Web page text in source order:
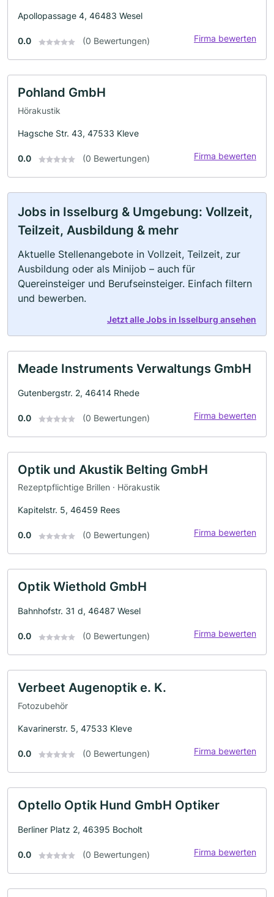
Apollopassage 4, 46483 Wesel
0.0 (0 Bewertungen) Firma bewerten
Pohland GmbH
Hörakustik
Hagsche Str. 43, 47533 Kleve
0.0 (0 Bewertungen) Firma bewerten
Jobs in Isselburg & Umgebung: Vollzeit,
Teilzeit, Ausbildung & mehr
Aktuelle Stellenangebote in Vollzeit, Teilzeit, zur
Ausbildung oder als Minijob – auch für
Quereinsteiger und Berufseinsteiger. Einfach filtern
und bewerben.
Jetzt alle Jobs in Isselburg ansehen
Meade Instruments Verwaltungs GmbH
Gutenbergstr. 2, 46414 Rhede
0.0 (0 Bewertungen) Firma bewerten
Optik und Akustik Belting GmbH
Rezeptpflichtige Brillen · Hörakustik
Kapitelstr. 5, 46459 Rees
0.0 (0 Bewertungen) Firma bewerten
Optik Wiethold GmbH
Bahnhofstr. 31 d, 46487 Wesel
0.0 (0 Bewertungen) Firma bewerten
Verbeet Augenoptik e. K.
Fotozubehör
Kavarinerstr. 5, 47533 Kleve
0.0 (0 Bewertungen) Firma bewerten
Optello Optik Hund GmbH Optiker
Berliner Platz 2, 46395 Bocholt
0.0 (0 Bewertungen) Firma bewerten